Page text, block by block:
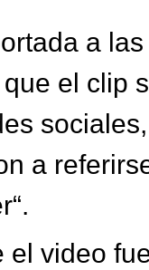
a
el clip
a
el video